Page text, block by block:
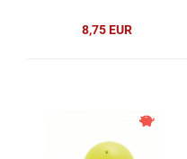
8,75 EUR